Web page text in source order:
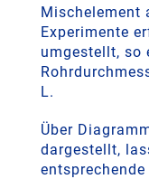
Mischelement
Experimente
umgestellt, so
L.
Über
dargestellt,